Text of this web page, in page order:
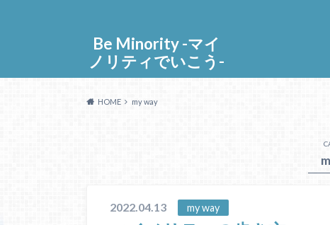
Be Minority -マイ
ノリティでいこう-
HOME my way
2022.04.13 my way